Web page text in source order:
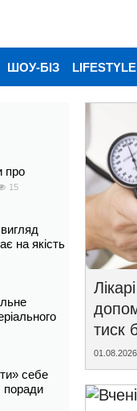
ШОУ-БІЗ LIFESTYLE
про
15
на якість
себе
поради
тиск